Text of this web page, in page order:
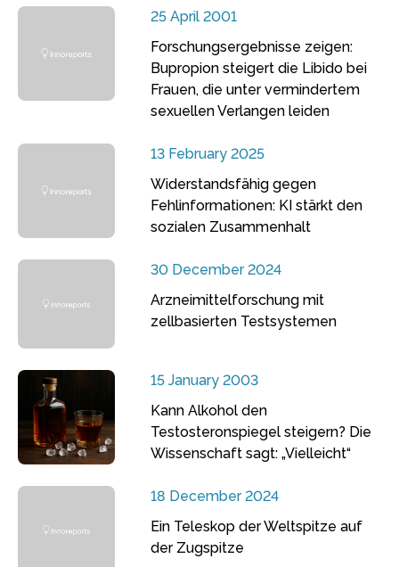
25 April 2001
Forschungsergebnisse zeigen:
Bupropion steigert die Libido bei
Frauen, die unter vermindertem
sexuellen Verlangen leiden
13 February 2025
Widerstandsfähig gegen
Fehlinformationen: KI stärkt den
sozialen Zusammenhalt
30 December 2024
Arzneimittelforschung mit
zellbasierten Testsystemen
15 January 2003
Kann Alkohol den
Testosteronspiegel steigern? Die
Wissenschaft sagt: „Vielleicht“
18 December 2024
Ein Teleskop der Weltspitze auf
der Zugspitze